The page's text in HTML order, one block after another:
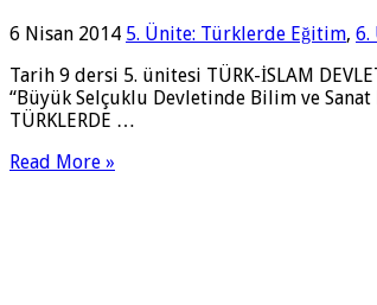
6 Nisan 2014 5. Ünite: Türklerde Eğitim, 6.
Tarih 9 dersi 5. ünitesi TÜRK-İSLAM
“Büyük Selçuklu Devletinde Bilim ve
TÜRKLERDE …
Read More »